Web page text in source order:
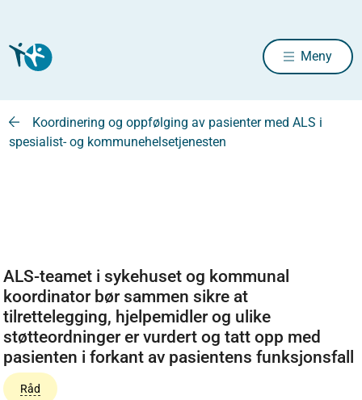
Meny
Koordinering og oppfølging av pasienter med ALS i
spesialist- og kommunehelsetjenesten
ALS-teamet i sykehuset og kommunal
koordinator bør sammen sikre at
tilrettelegging, hjelpemidler og ulike
støtteordninger er vurdert og tatt opp med
pasienten i forkant av pasientens funksjonsfall
Råd